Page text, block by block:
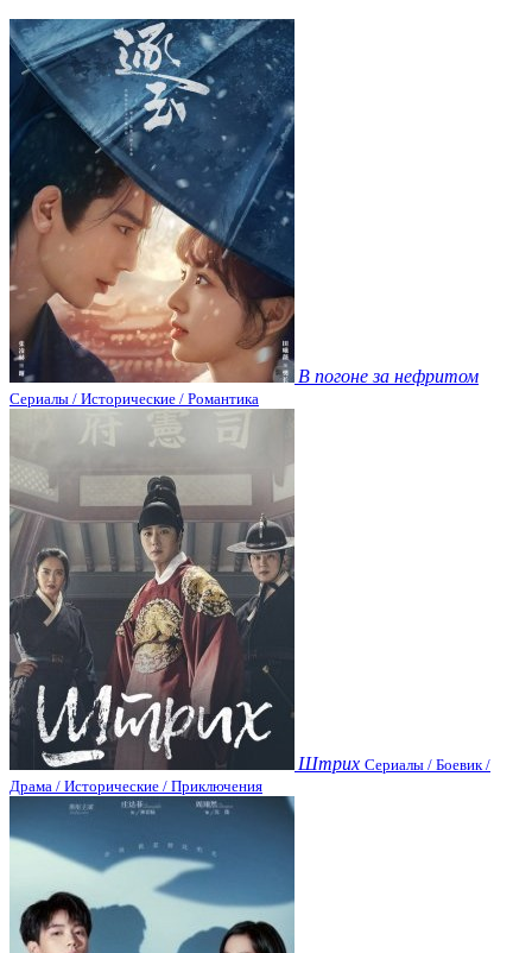
В погоне за нефритом
Сериалы / Исторические / Романтика
Штрих Сериалы / Боевик /
Драма / Исторические / Приключения